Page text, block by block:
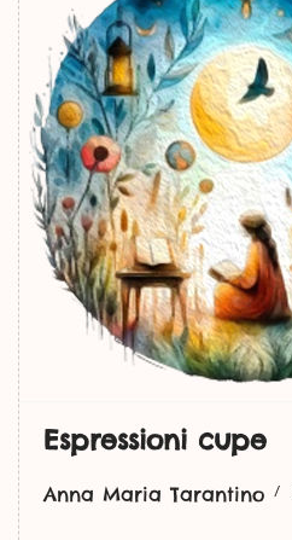
Espressioni cupe
Anna Maria Tarantino